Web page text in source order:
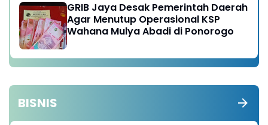
GRIB Jaya Desak Pemerintah Daerah
Agar Menutup Operasional KSP
Wahana Mulya Abadi di Ponorogo
BISNIS